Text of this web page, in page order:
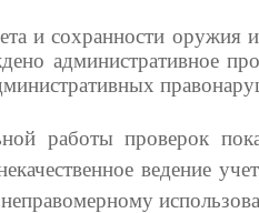
и сохранности оружия
административное
работы проверок
ведение